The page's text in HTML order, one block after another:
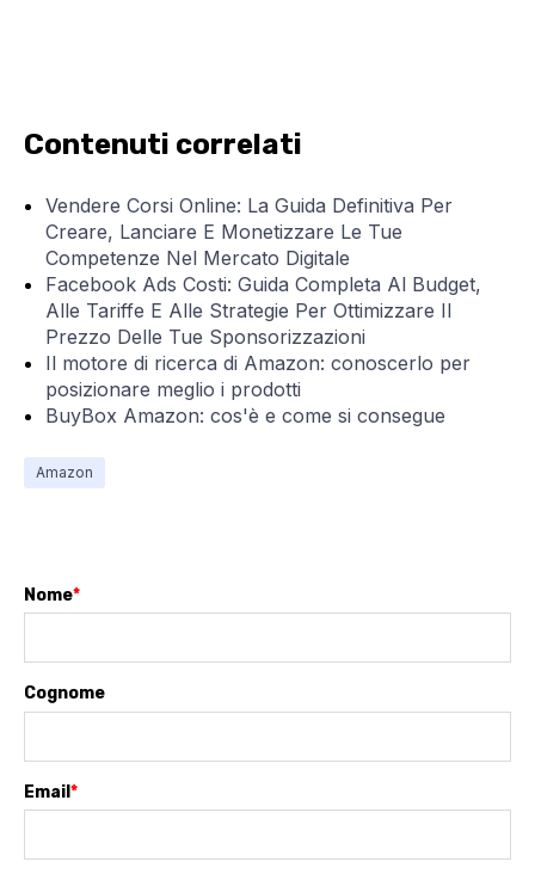
Contenuti correlati
Vendere Corsi Online: La Guida Definitiva Per
Creare, Lanciare E Monetizzare Le Tue
Competenze Nel Mercato Digitale
Facebook Ads Costi: Guida Completa Al Budget,
Alle Tariffe E Alle Strategie Per Ottimizzare Il
Prezzo Delle Tue Sponsorizzazioni
Il motore di ricerca di Amazon: conoscerlo per
posizionare meglio i prodotti
BuyBox Amazon: cos'è e come si consegue
Amazon
Nome*
Cognome
Email *